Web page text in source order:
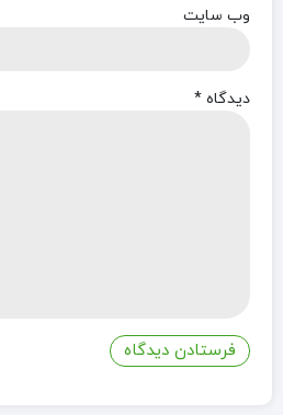
وب‌ سایت
دیدگاه *